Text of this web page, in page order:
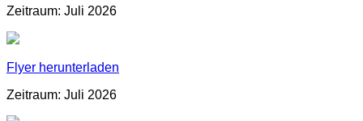
Zeitraum: Juli 2026
Flyer herunterladen
Zeitraum: Juli 2026